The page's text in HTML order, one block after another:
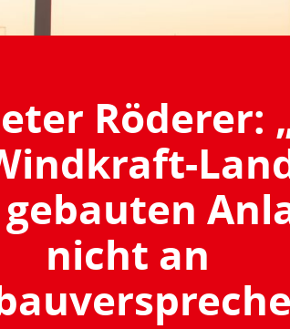
Röderer:
nicht an